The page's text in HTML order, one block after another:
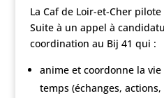
La Caf de Loir-et-Cher
Suite à un appel à
coordination au Bij 41 qui :
anime et coordonne la
temps (échanges,